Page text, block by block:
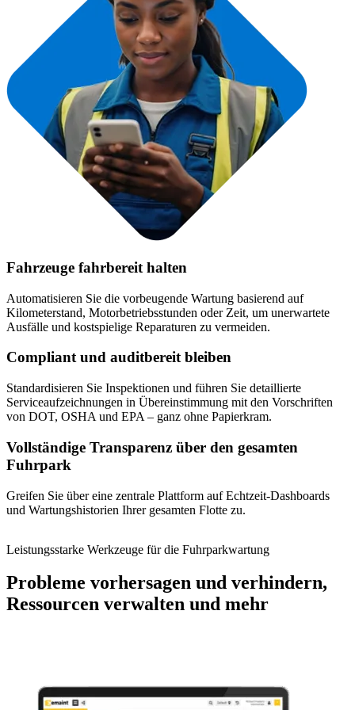
Arbeitsauftragsverwaltung
Planen, zuweisen und bis zum Abschluss verfolgen
Vorbeugende Wartung
Wiederkehrende Arbeiten planen, Ausfälle vermeiden
Lebensmittel & Getränke
FDA, Hygiene, Rückverfolgbarkeit, Allergenkontrolle
Life Sciences
GxP, 21 CFR Part 11, validierungsbereit
Fahrzeuge fahrbereit halten
Automatisieren Sie die vorbeugende Wartung basierend auf
Kilometerstand, Motorbetriebsstunden oder Zeit, um unerwartete
Ausfälle und kostspielige Reparaturen zu vermeiden.
Compliant und auditbereit bleiben
Standardisieren Sie Inspektionen und führen Sie detaillierte
Serviceaufzeichnungen in Übereinstimmung mit den Vorschriften
von DOT, OSHA und EPA – ganz ohne Papierkram.
Vollständige Transparenz über den gesamten
Fuhrpark
Greifen Sie über eine zentrale Plattform auf Echtzeit-Dashboards
und Wartungshistorien Ihrer gesamten Flotte zu.
Leistungsstarke Werkzeuge für die Fuhrparkwartung
Probleme vorhersagen und verhindern,
Ressourcen verwalten und mehr